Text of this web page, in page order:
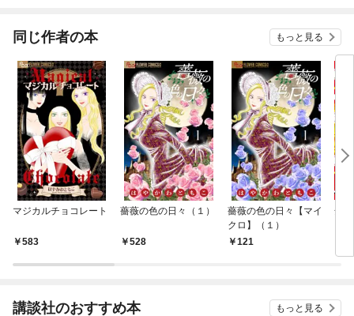
て
同じ作者の本 もっと見る
マジカルチョコレート
583
薔薇の色の日々（１）
528
薔薇の色の日々【マイ
クロ】（１）
121
全
講談社のおすすめ本 もっと見る